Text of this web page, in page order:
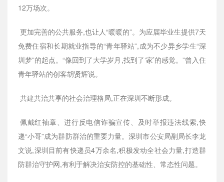
12万场次。
更加完善的公共服务,也让人“暖暖的”。为应届毕业生提供7天
免费住宿和长期就业指导的“青年驿站”,成为不少异乡学生“深
圳梦”的起点。“像回到了大学岁月,找到了‘家’的感觉。”曾入住
青年驿站的创客胡贤辉说。
共建共治共享的社会治理格局,正在深圳不断形成。
佩戴红袖章、进行反电信诈骗宣传、及时举报违法线索,快
递“小哥”成为群防群治的重要力量。深圳市公安局副局长李龙
文说,深圳目前有快递员4万余名,积极发动全社会力量,打造群
防群治守护网,有利于解决治安防控的基础性、常态性问题。